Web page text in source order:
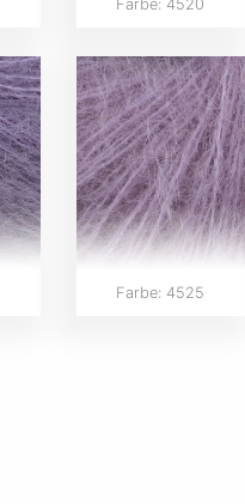
Farbe: 4520
Farbe: 4525